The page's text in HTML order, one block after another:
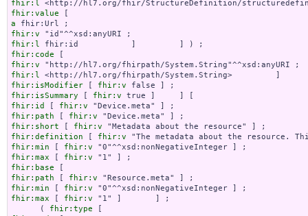
fhir:l
fhir:value
a
fhir:v
fhir:l
fhir:code
fhir:v
fhir:l
fhir:isModifier [ fhir:v
fhir:isSummary [ fhir:v
fhir:id
[ fhir:v
fhir:path [ fhir:v
fhir:short [ fhir:v
fhir:definition [ fhir:v
fhir:min [ fhir:v
fhir:max [ fhir:v
fhir:base
fhir:path [ fhir:v
fhir:min [ fhir:v
fhir:max [ fhir:v "1" ]       ] ;
      (
fhir:type